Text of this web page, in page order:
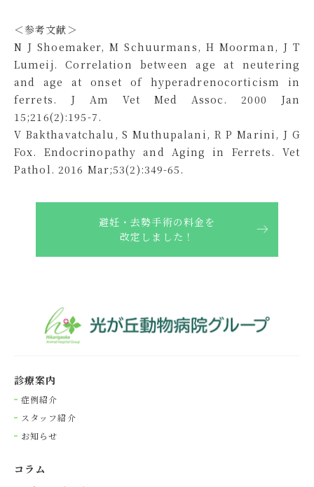
＜参考文献＞
N J Shoemaker, M Schuurmans, H Moorman, J T
Lumeij. Correlation between age at neutering
and age at onset of hyperadrenocorticism in
ferrets. J Am Vet Med Assoc. 2000 Jan
15;216(2):195-7.
V Bakthavatchalu, S Muthupalani, R P Marini, J G
Fox. Endocrinopathy and Aging in Ferrets. Vet
Pathol. 2016 Mar;53(2):349-65.
避妊・去勢手術の料金を
改定しました！
診療案内
症例紹介
スタッフ紹介
お知らせ
コラム